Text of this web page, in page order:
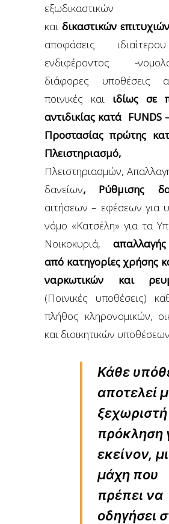
εξωδικαστικών
και δικαστικών επιτυχιών
αποφάσεις
ενδιφέροντος -
διάφορες υποθέσεις
ποινικές και ιδίως σε
αντιδικίας κατά
Προστασίας πρώτης
Πλειστηριασμό,
Πλειστηριασμών,
δανείων, Ρύθμισης
αιτήσεων – εφέσεων για
νόμο «Κατσέλη» για τα
Νοικοκυριά,
από κατηγορίες χρήσης
ναρκωτικών και
(Ποινικές υποθέσεις)
πλήθος κληρονομικών,
και διοικητικών
Κάθε
αποτελεί
ξεχωριστή
πρόκληση
εκείνον,
μάχη που
πρέπει να
οδηγήσει